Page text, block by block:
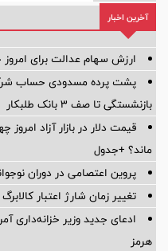
آخرین اخبار
ارزش سهام عدالت برای امروز چهارشنبه
پشت پرده‌ مسدودی حساب
بازنشستگی تا صف ۳ بانک طلبکار
ماند؟ +جدول
پروین اعتصامی در دوران نوجوانی؛
تغییر زمان شارژ اعتبار
ادعای جدید وزیر خزانه‌داری
هرمز